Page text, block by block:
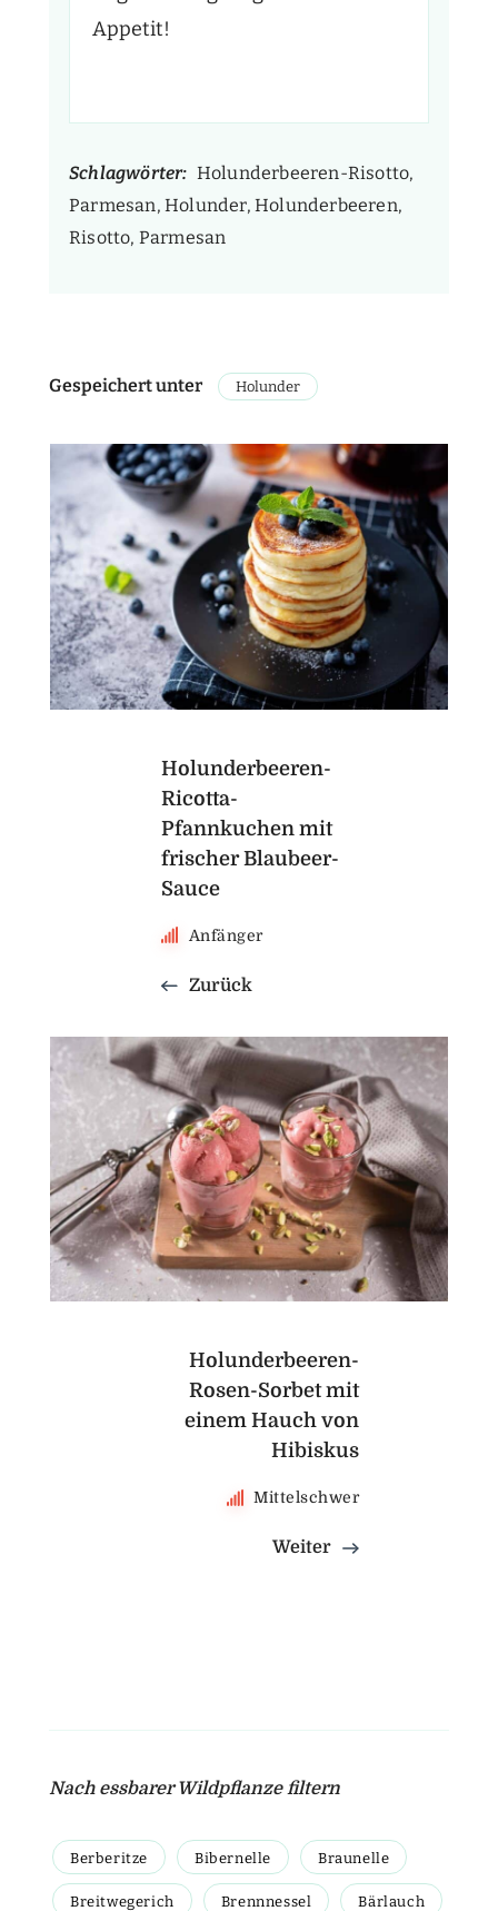
Appetit!
Schlagwörter: Holunderbeeren-Risotto,
Parmesan, Holunder, Holunderbeeren,
Risotto, Parmesan
Gespeichert unter Holunder
Holunderbeeren-
Ricotta-
Pfannkuchen mit
frischer Blaubeer-
Sauce
Anfänger
Zurück
Holunderbeeren-
Rosen-Sorbet mit
einem Hauch von
Hibiskus
Mittelschwer
Weiter
Nach essbarer Wildpflanze filtern
Berberitze Bibernelle Braunelle
Breitwegerich Brennnessel Bärlauch